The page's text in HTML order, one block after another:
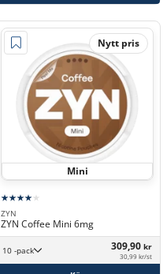
Nytt pris
Mini
ZYN
ZYN Coffee Mini 6mg
10 -pack 309,90 kr
30,99 kr/st